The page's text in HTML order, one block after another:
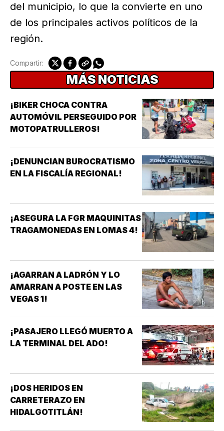
del municipio, lo que la convierte en uno
de los principales activos políticos de la
región.
Compartir:
MÁS NOTICIAS
¡BIKER CHOCA CONTRA
AUTOMÓVIL PERSEGUIDO POR
MOTOPATRULLEROS!
¡DENUNCIAN BUROCRATISMO
EN LA FISCALÍA REGIONAL!
¡ASEGURA LA FGR MAQUINITAS
TRAGAMONEDAS EN LOMAS 4!
¡AGARRAN A LADRÓN Y LO
AMARRAN A POSTE EN LAS
VEGAS 1!
¡PASAJERO LLEGÓ MUERTO A
LA TERMINAL DEL ADO!
¡DOS HERIDOS EN
CARRETERAZO EN
HIDALGOTITLÁN!